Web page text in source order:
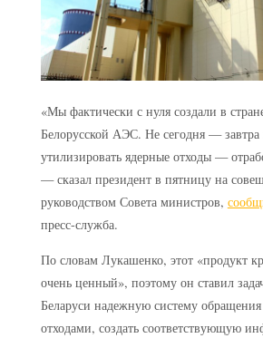
«Мы фактически с нуля создали в
Белорусской АЭС. Не сегодня — завтра
утилизировать ядерные отходы —
— сказал президент в пятницу на
руководством Совета министров,
пресс-служба.
По словам Лукашенко, этот «продукт
очень ценный», поэтому он ставил
Беларуси надежную систему обращения
отходами, создать соответствующую